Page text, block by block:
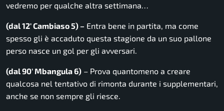
vedremo per qualche altra settimana…
(dal 12′ Cambiaso 5) – Entra bene in partita, ma come
spesso gli è accaduto questa stagione da un suo pallone
perso nasce un gol per gli avversari.
(dal 90′ Mbangula 6) – Prova quantomeno a creare
qualcosa nel tentativo di rimonta durante i supplementari,
anche se non sempre gli riesce.